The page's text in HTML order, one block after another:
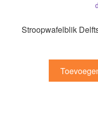
Stroopwafelblik